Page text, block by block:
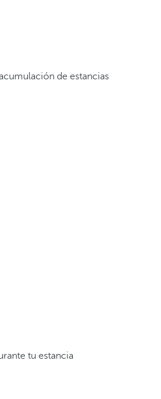
de estancias
tu estancia